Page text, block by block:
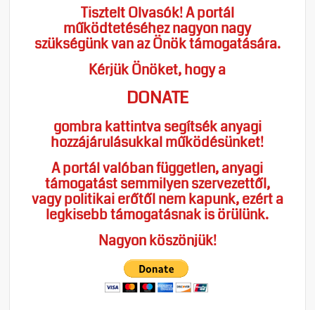
Tisztelt Olvasók! A portál
működtetéséhez nagyon nagy
szükségünk van az Önök támogatására.
Kérjük Önöket, hogy a
DONATE
gombra kattintva segítsék anyagi
hozzájárulásukkal működésünket!
A portál valóban független, anyagi
támogatást semmilyen szervezettől,
vagy politikai erőtől nem kapunk, ezért a
legkisebb támogatásnak is örülünk.
Nagyon köszönjük!